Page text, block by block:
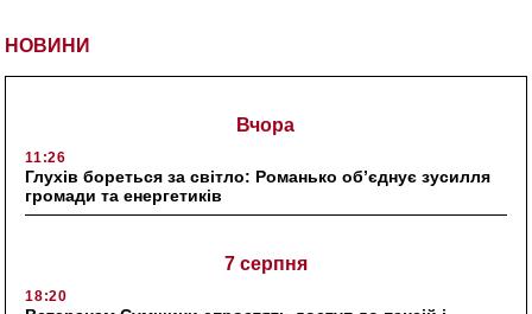
НОВИНИ
Вчора
11:26
Глухів бореться за світло: Романько об’єднує зусилля
громади та енергетиків
7 серпня
18:20